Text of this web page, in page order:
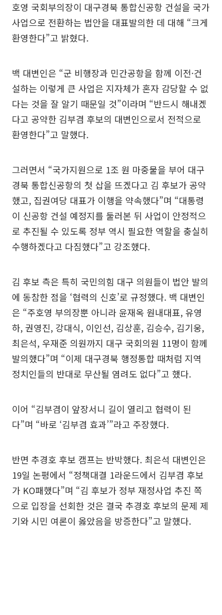
호영 국회부의장이 대구경북 통합신공항 건설을 국가
사업으로 전환하는 법안을 대표발의한 데 대해 “크게
환영한다”고 밝혔다.
백 대변인은 “군 비행장과 민간공항을 함께 이전·건
설하는 이렇게 큰 사업은 지자체가 혼자 감당할 수 없
다는 것을 잘 알기 때문일 것”이라며 “반드시 해내겠
다고 공약한 김부겸 후보의 대변인으로서 전적으로
환영한다”고 말했다.
그러면서 “국가지원으로 1조 원 마중물을 부어 대구
경북 통합신공항의 첫 삽을 뜨겠다고 김 후보가 공약
했고, 집권여당 대표가 이행을 약속했다”며 “대통령
이 신공항 건설 예정지를 둘러본 뒤 사업이 안정적으
로 추진될 수 있도록 정부 역시 필요한 역할을 충실히
수행하겠다고 다짐했다”고 강조했다.
김 후보 측은 특히 국민의힘 대구 의원들이 법안 발의
에 동참한 점을 ‘협력의 신호’로 규정했다. 백 대변인
은 “주호영 부의장뿐 아니라 윤재옥 원내대표, 유영
하, 권영진, 강대식, 이인선, 김상훈, 김승수, 김기웅,
최은석, 우재준 의원까지 대구 국회의원 11명이 함께
발의했다”며 “이제 대구경북 행정통합 때처럼 지역
정치인들의 반대로 무산될 염려도 없다”고 했다.
이어 “김부겸이 앞장서니 길이 열리고 협력이 된
다”며 “바로 ‘김부겸 효과’”라고 주장했다.
반면 추경호 후보 캠프는 반박했다. 최은석 대변인은
19일 논평에서 “정책대결 1라운드에서 김부겸 후보
가 KO패했다”며 “김 후보가 정부 재정사업 추진 쪽
으로 입장을 선회한 것은 결국 추경호 후보의 문제 제
기와 시민 여론이 옳았음을 방증한다”고 말했다.